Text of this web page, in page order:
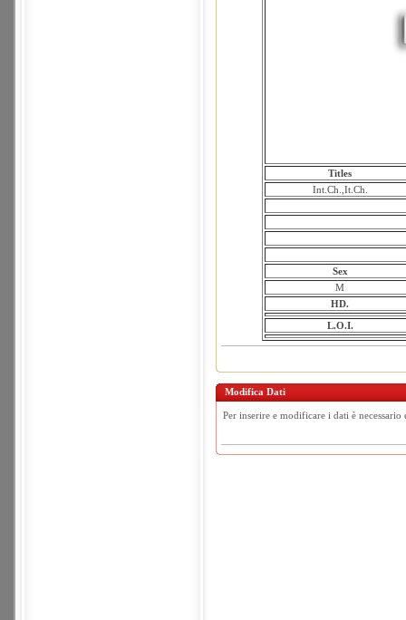
Titles
Int.Ch.,It.Ch.
Sex
M
HD.
L.O.I.
Modifica Dati
Per inserire e modificare i dati è necessario